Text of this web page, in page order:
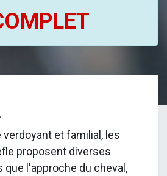
verdoyant et familial, les
proposent diverses
l'approche du cheval,